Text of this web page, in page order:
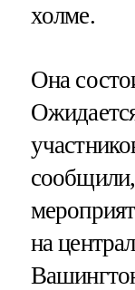
холме.
Она
на